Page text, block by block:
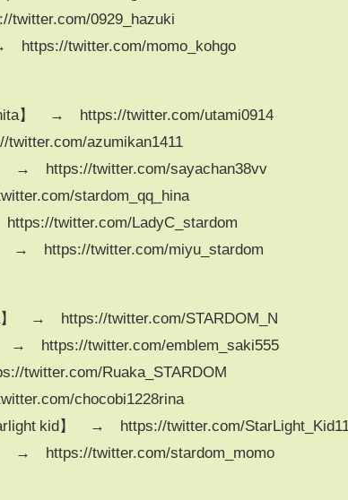
0929_hazuki
https://twitter.com/momo_kohgo
】 → https://twitter.com/utami0914
azumikan1411
→ https://twitter.com/sayachan38vv
stardom_qq_hina
twitter.com/LadyC_stardom
→ https://twitter.com/miyu_stardom
】 → https://twitter.com/STARDOM_N
→ https://twitter.com/emblem_saki555
Ruaka_STARDOM
chocobi1228rina
kid】 → https://twitter.com/StarLight_Kid11
→ https://twitter.com/stardom_momo